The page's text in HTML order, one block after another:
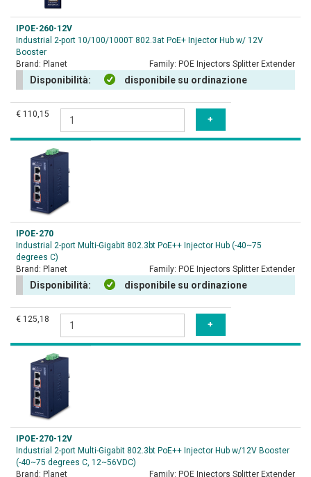
IPOE-260-12V
Industrial 2-port 10/100/1000T 802.3at PoE+ Injector Hub w/ 12V
Booster
Brand: Planet Family: POE Injectors Splitter Extender
Disponibilità: disponibile su ordinazione
€ 110,15
IPOE-270
Industrial 2-port Multi-Gigabit 802.3bt PoE++ Injector Hub (-40~75
degrees C)
Brand: Planet Family: POE Injectors Splitter Extender
Disponibilità: disponibile su ordinazione
€ 125,18
IPOE-270-12V
Industrial 2-port Multi-Gigabit 802.3bt PoE++ Injector Hub w/12V Booster
(-40~75 degrees C, 12~56VDC)
Brand: Planet Family: POE Injectors Splitter Extender